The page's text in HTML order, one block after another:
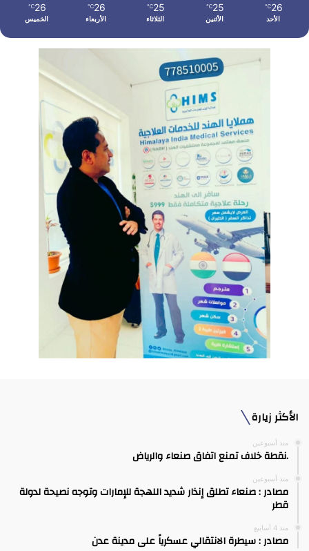
26
℃
الأحد
25
℃
الأثنين
25
℃
الثلاثاء
26
℃
الأربعاء
26
℃
الخميس
الأكثر زيارة
منذ أسبوعين
.نقطة خلاف تمنع اتفاق صنعاء والرياض
منذ أسبوعين
مصادر : صنعاء تطلق إنذار شديد اللهجة للإمارات وتوجه نصيحة لدولة
قطر
منذ 4 أسابيع
مصادر : سيطرة الانتقالي عسكرياً على مدينة عدن